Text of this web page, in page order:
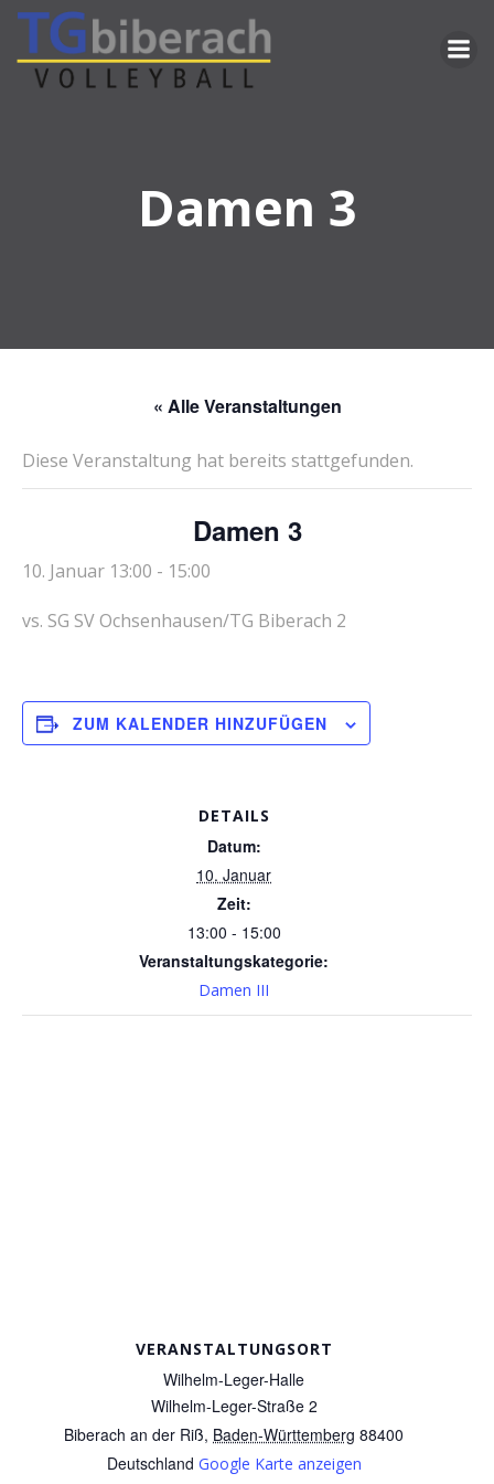
Inhalt
springen
Damen 3
« Alle Veranstaltungen
Diese Veranstaltung hat bereits stattgefunden.
Damen 3
10. Januar 13:00 - 15:00
vs. SG SV Ochsenhausen/TG Biberach 2
ZUM KALENDER HINZUFÜGEN
DETAILS
Datum:
10. Januar
Zeit:
13:00 - 15:00
Veranstaltungskategorie:
Damen III
VERANSTALTUNGSORT
Wilhelm-Leger-Halle
Wilhelm-Leger-Straße 2
Biberach an der Riß, Baden-Württemberg 88400
Deutschland Google Karte anzeigen